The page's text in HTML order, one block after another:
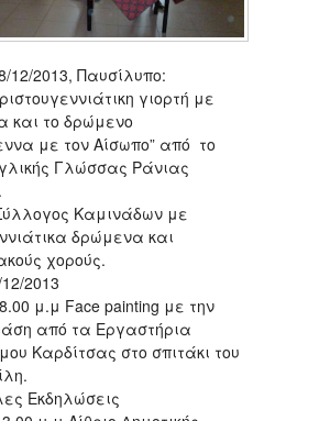
12/2013, Παυσίλυπο:
γιορτή με
και το δρώμενο
με τον Αίσωπο” από το
Γλώσσας Ράνιας
Καμινάδων με
δρώμενα και
χορούς.
2013
μ.μ Face painting με την
από τα Εργαστήρια
Καρδίτσας στο σπιτάκι του
Εκδηλώσεις